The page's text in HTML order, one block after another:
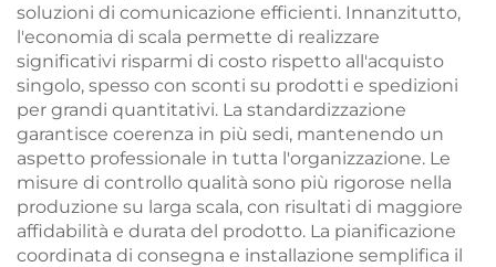
soluzioni di comunicazione efficienti. Innanzitutto,
l'economia di scala permette di realizzare
significativi risparmi di costo rispetto all'acquisto
singolo, spesso con sconti su prodotti e spedizioni
per grandi quantitativi. La standardizzazione
garantisce coerenza in più sedi, mantenendo un
aspetto professionale in tutta l'organizzazione. Le
misure di controllo qualità sono più rigorose nella
produzione su larga scala, con risultati di maggiore
affidabilità e durata del prodotto. La pianificazione
coordinata di consegna e installazione semplifica il